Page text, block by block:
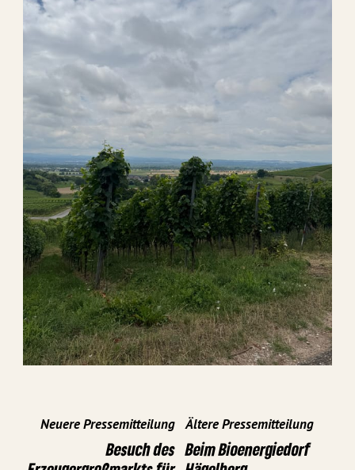
Neuere Pressemitteilung
Besuch des
Ältere Pressemitteilung
Beim Bioenergiedorf